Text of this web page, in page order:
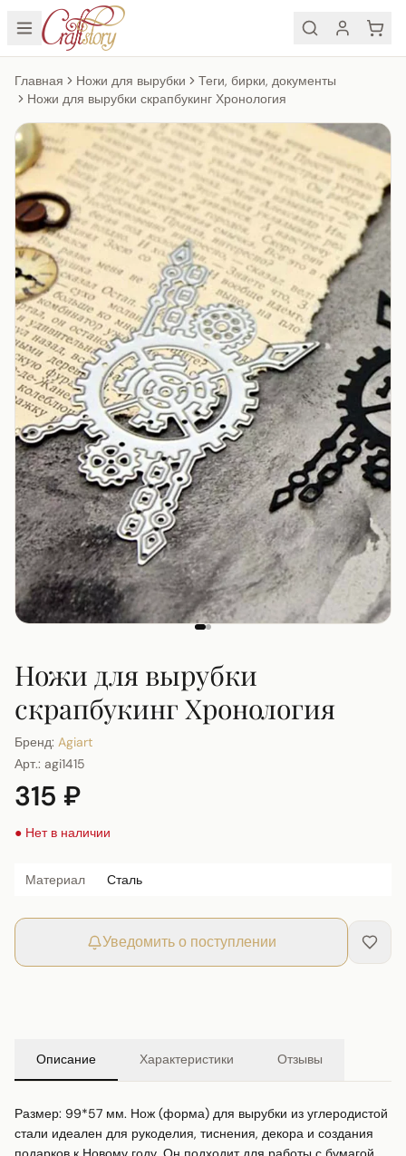
Главная Ножи для вырубки
Теги, бирки, документы
Ножи для вырубки скрапбукинг Хронология
Ножи для вырубки
скрапбукинг Хронология
Бренд: Agiart
Арт.: agi1415
315 ₽
● Нет в наличии
Материал Сталь
Уведомить о поступлении
Описание Характеристики Отзывы
Размер: 99*57 мм. Нож (форма) для вырубки из углеродистой
стали идеален для рукоделия, тиснения, декора и создания